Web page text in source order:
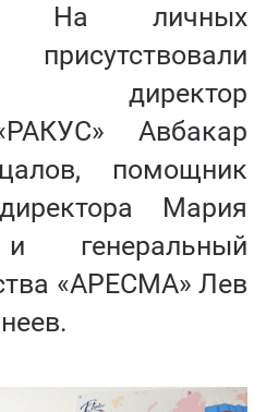
На личных
присутствовали
директор
Авбакар
помощник
Мария
генеральный
«АРЕСМА» Лев